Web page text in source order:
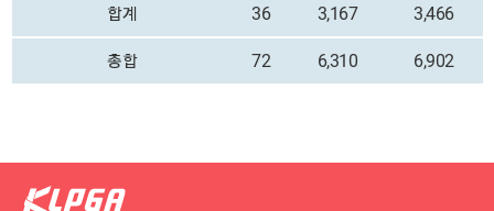
합계 36 3,167 3,466
총합 72 6,310 6,902